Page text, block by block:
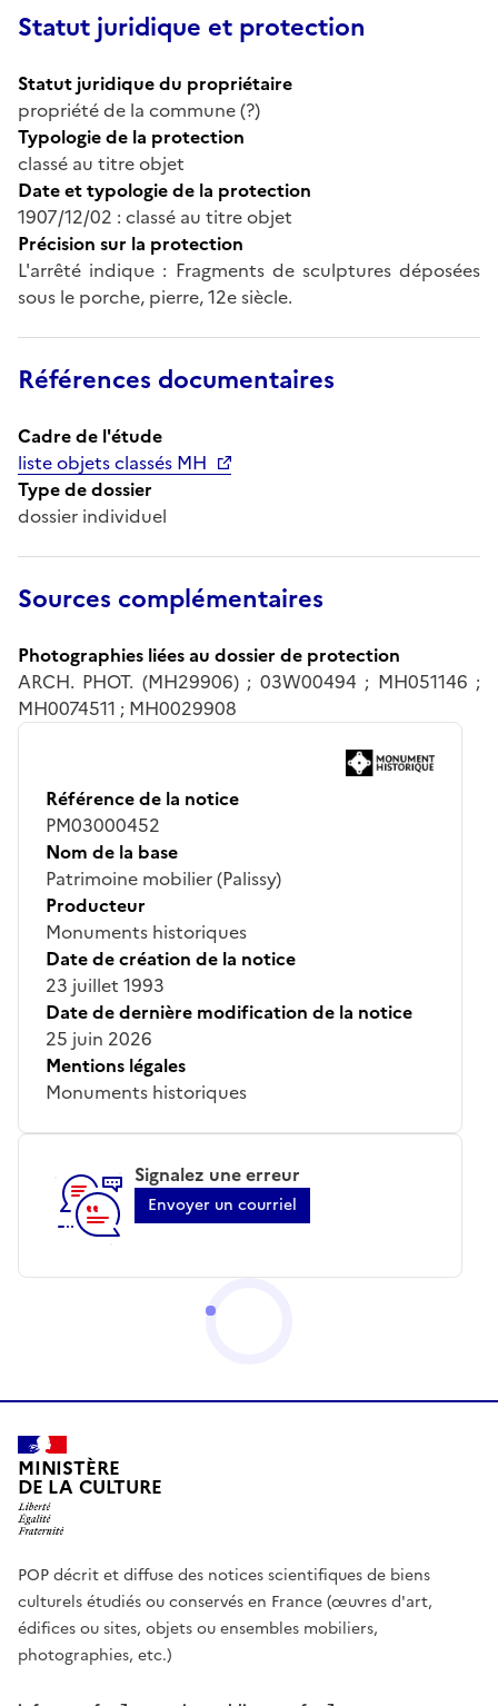
Statut juridique et protection
Statut juridique du propriétaire
propriété de la commune (?)
Typologie de la protection
classé au titre objet
Date et typologie de la protection
1907/12/02 : classé au titre objet
Précision sur la protection
L'arrêté indique : Fragments de sculptures déposées
sous le porche, pierre, 12e siècle.
Références documentaires
Cadre de l'étude
liste objets classés MH
Type de dossier
dossier individuel
Sources complémentaires
Photographies liées au dossier de protection
ARCH. PHOT. (MH29906) ; 03W00494 ; MH051146 ;
MH0074511 ; MH0029908
Référence de la notice
PM03000452
Nom de la base
Patrimoine mobilier (Palissy)
Producteur
Monuments historiques
Date de création de la notice
23 juillet 1993
Date de dernière modification de la notice
25 juin 2026
Mentions légales
Monuments historiques
Signalez une erreur
Envoyer un courriel
MINISTÈRE
DE LA CULTURE
POP décrit et diffuse des notices scientifiques de biens
culturels étudiés ou conservés en France (œuvres d'art,
édifices ou sites, objets ou ensembles mobiliers,
photographies, etc.)